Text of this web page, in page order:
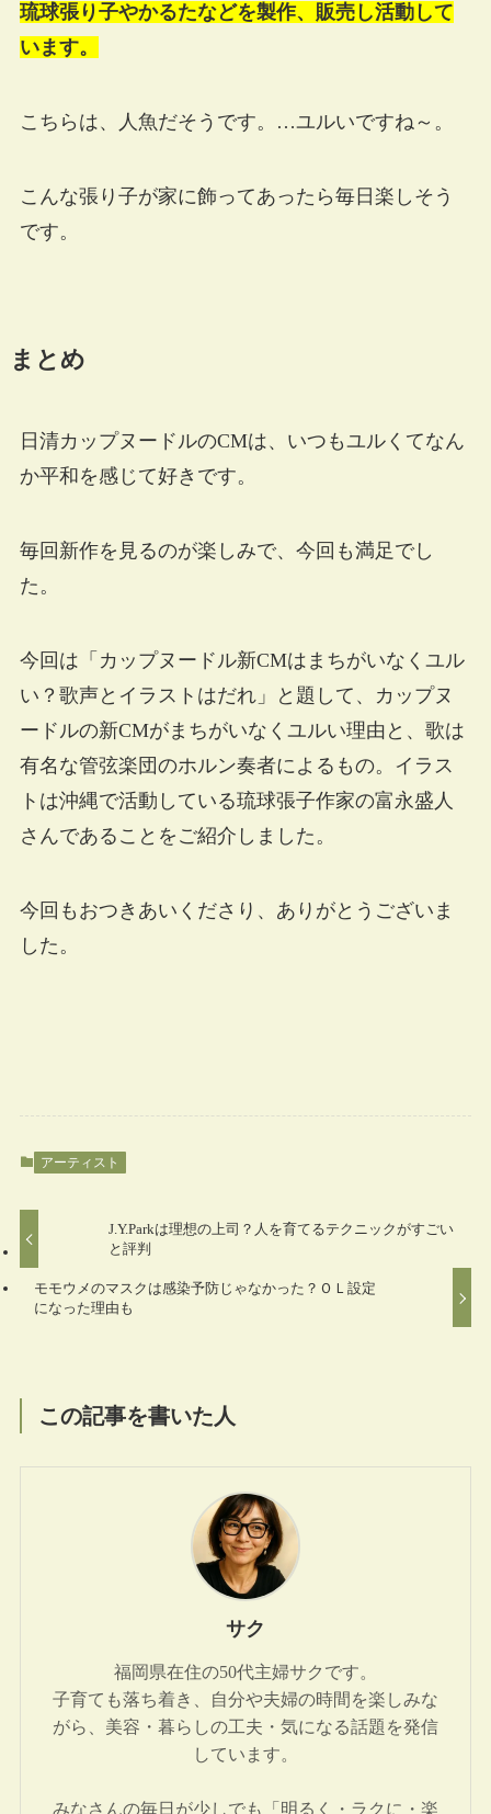
琉球張り子やかるたなどを製作、販売し活動して
います。
こちらは、人魚だそうです。…ユルいですね～。
こんな張り子が家に飾ってあったら毎日楽しそう
です。
まとめ
日清カップヌードルのCMは、いつもユルくてなん
か平和を感じて好きです。
毎回新作を見るのが楽しみで、今回も満足でし
た。
今回は「カップヌードル新CMはまちがいなくユル
い？歌声とイラストはだれ」と題して、カップヌ
ードルの新CMがまちがいなくユルい理由と、歌は
有名な管弦楽団のホルン奏者によるもの。イラス
トは沖縄で活動している琉球張子作家の富永盛人
さんであることをご紹介しました。
今回もおつきあいくださり、ありがとうございま
した。
アーティスト
J.Y.Parkは理想の上司？人を育てるテクニックがすごい
と評判
モモウメのマスクは感染予防じゃなかった？ＯＬ設定
になった理由も
この記事を書いた人
サク
福岡県在住の50代主婦サクです。
子育ても落ち着き、自分や夫婦の時間を楽しみな
がら、美容・暮らしの工夫・気になる話題を発信
しています。
みなさんの毎日が少しでも「明るく・ラクに・楽